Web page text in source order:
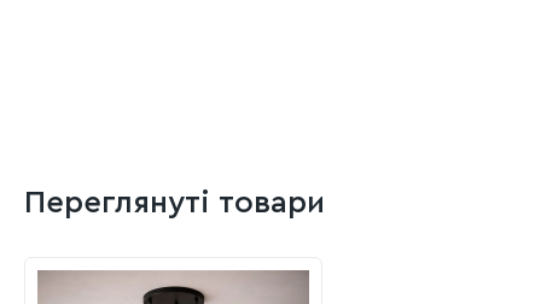
Переглянуті товари